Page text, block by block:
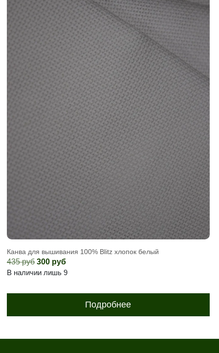
Канва для вышивания 100% Blitz хлопок белый
435руб Первоначальная
цена
435
300рубТекущая
цена:
руб.
В наличии лишь 9
Подробнее